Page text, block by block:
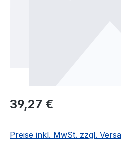
Regulärer Preis:
39,27 €
Preise inkl. MwSt. zzgl.